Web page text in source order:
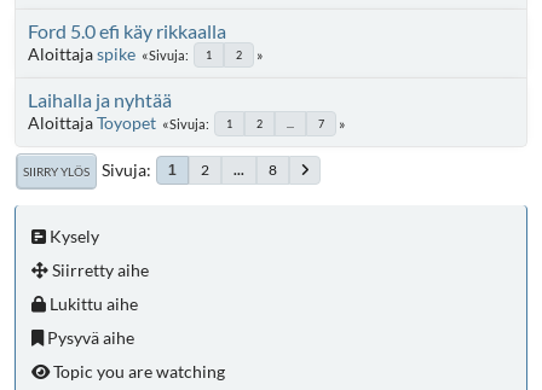
Ford 5.0 efi käy rikkaalla
Aloittajaspike Sivuja 1 2
Laihalla ja nyhtää
AloittajaToyopet Sivuja 1 2 7
SIIRRY YLÖS Sivuja 1 2 ... 8
Kysely
Siirretty aihe
Lukittu aihe
Pysyvä aihe
Topic you are watching